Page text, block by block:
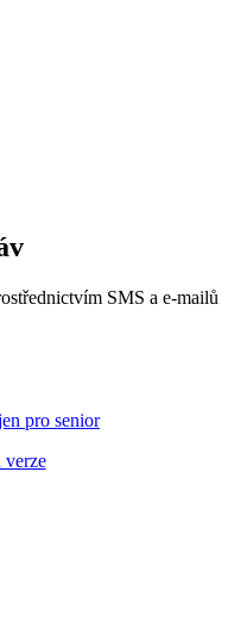
SMS a e-mailů
pro senior